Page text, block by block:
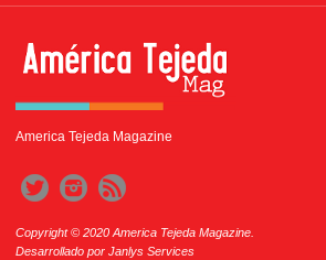
America Tejeda Magazine
Copyright © 2020 America Tejeda Magazine.
Desarrollado por Janlys Services